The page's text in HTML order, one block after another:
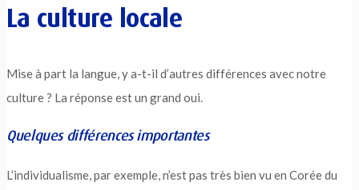
La culture locale
Mise à part la langue, y a-t-il d’autres différences avec notre
culture ? La réponse est un grand oui.
Quelques différences importantes
L’individualisme, par exemple, n’est pas très bien vu en Corée du